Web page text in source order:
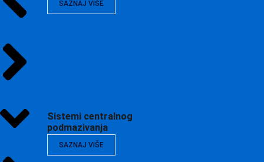
SAZNAJ VIŠE
Sistemi centralnog
podmazivanja
SAZNAJ VIŠE